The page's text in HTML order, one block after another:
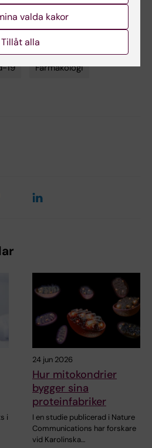
Muscle 2022
19 Farmakologi
i
24 jun 2026
Hur mitokondrier
bygger sina
proteinfabriker
I en studie publicerad i Nature
Communications har forskare
vid Karolinska…
valda kakor
Tillåt alla